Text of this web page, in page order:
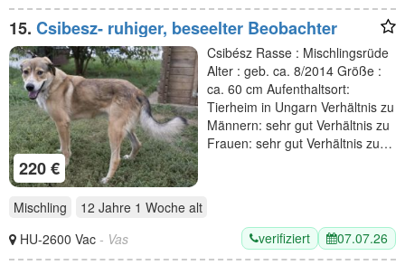
15. Csibesz- ruhiger, beseelter Beobachter
220 €
Csibész Rasse : Mischlingsrüde
Alter : geb. ca. 8/2014 Größe :
ca. 60 cm Aufenthaltsort:
Tierheim in Ungarn Verhältnis zu
Männern: sehr gut Verhältnis zu
Frauen: sehr gut Verhältnis zu…
Mischling 12 Jahre 1 Woche alt
HU-2600 Vac - Vas verifiziert 07.07.26